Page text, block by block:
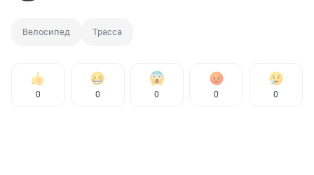
Велосипед Трасса
0 0 0 0 0